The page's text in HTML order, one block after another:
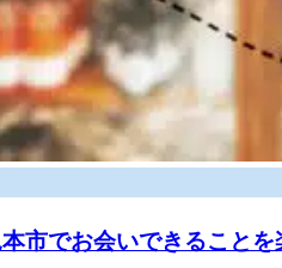
市でお会いできることを